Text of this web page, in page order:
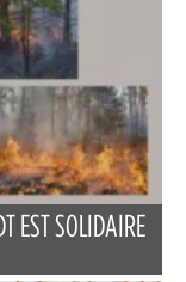
EST SOLIDAIRE